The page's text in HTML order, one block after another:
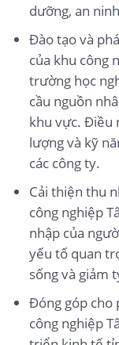
dưỡng, an
Đào tạo và
của khu công
trường học
cầu nguồn
khu vực. Điều
lượng và kỹ
các công ty.
Cải thiện thu
công nghiệp
nhập của
yếu tố quan
sống và giảm
Đóng góp cho
công nghiệp